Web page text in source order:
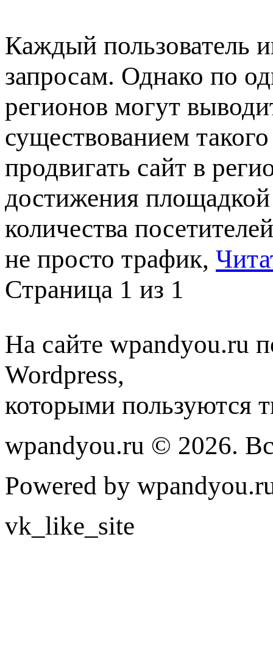
Каждый пользователь
запросам. Однако по
регионов могут
существованием
продвигать сайт в
достижения
количества
не просто трафик,
Страница 1 из 1
На сайте wpandyou.ru
Wordpress,
которыми пользуются
wpandyou.ru © 2026.
Powered by
vk_like_site